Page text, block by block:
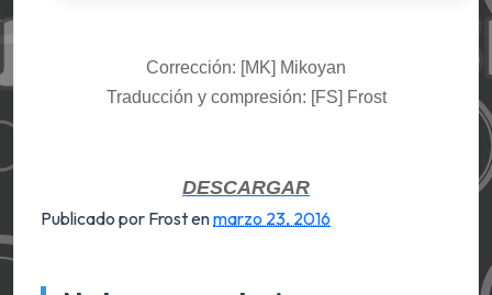
Corrección: [M K] Mikoyan
Traducción y compresión: [FS] Frost
DESCARGAR
Publicado por Frostenmarzo 23, 2016